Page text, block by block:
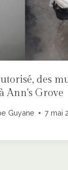
des
Ann's Grove
Guyane 7 mai